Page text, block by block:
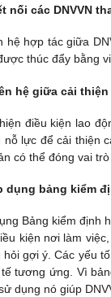
nối các DNVVN
hệ hợp tác giữa
thúc đẩy bằng
hệ giữa cải
điều kiện lao
nỗ lực để cải thiện
có thể đóng vai
dụng bảng kiểm
Bảng kiểm định
kiện nơi làm
hỏi gợi ý. Các yếu
tương ứng. Vì
dụng nó giúp